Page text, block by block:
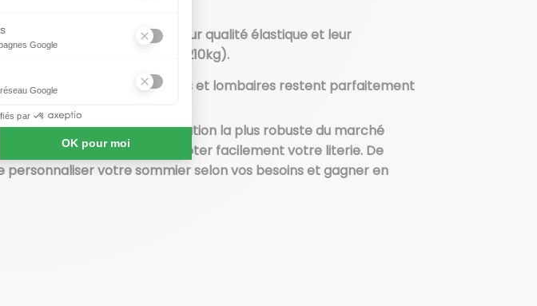
sont reconnues pour leur qualité élastique et leur
une pression supérieure à 210kg).
du corps : tête, cervicales et lombaires restent parfaitement
en acier autoportant : la solution la plus robuste du marché
Bluetooth permet de piloter facilement votre literie. De
votre sommier selon vos besoins et gagner en